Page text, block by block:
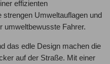
effizienten
Umweltauflagen und
umweltbewusste Fahrer.
das edle Design machen die
auf der Straße. Mit einer